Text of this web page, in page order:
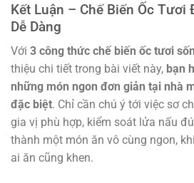
Kết Luận – Chế Biến Ốc Tươi
Dễ Dàng
Với 3 công thức chế biến ốc tươi
thiệu chi tiết trong bài viết này, bạn
những món ngon đơn giản tại nhà
đặc biệt. Chỉ cần chú ý tới việc sơ
gia vị phù hợp, kiểm soát lửa nấu
thành một món ăn vô cùng ngon,
ai ăn cũng khen.